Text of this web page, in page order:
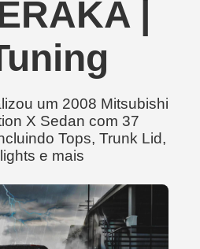
|
um 2008 Mitsubishi
X Sedan com 37
Tops, Trunk Lid,
e mais